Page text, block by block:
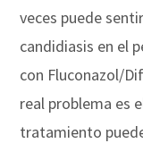
veces puede
candidiasis en el
con Fluconazol/
real problema es
tratamiento